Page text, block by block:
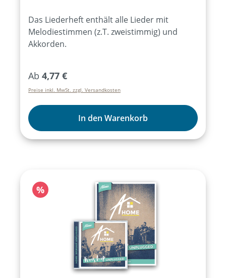
Das Liederheft enthält alle Lieder mit
Melodiestimmen (z.T. zweistimmig) und
Akkorden.
Regulärer Preis:
Ab 4,77 €
Preise inkl. MwSt. zzgl. Versandkosten
In den Warenkorb
Rabatt
%